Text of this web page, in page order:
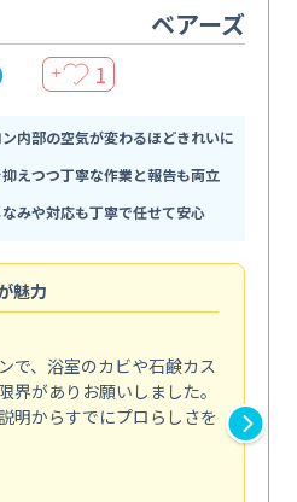
ベアーズ
＋ 1
内部の空気が変わるほどきれいに
えつつ丁寧な作業と報告も両立
みや対応も丁寧で任せて安心
魅力
で、浴室のカビや石鹸カス
界がありお願いしました。
明からすでにプロらしさを